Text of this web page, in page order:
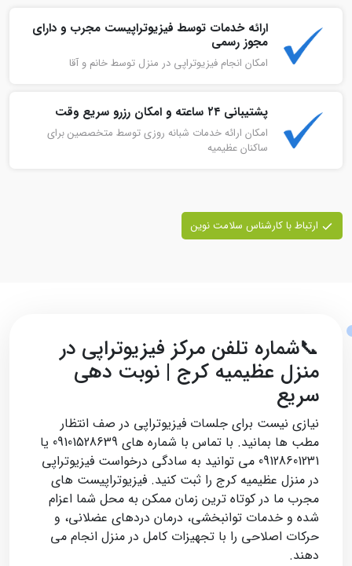
ارائه خدمات توسط فیزیوتراپیست مجرب و دارای
مجوز رسمی
امکان انجام فیزیوتراپی در منزل توسط خانم و آقا
پشتیبانی ۲۴ ساعته و امکان رزرو سریع وقت
امکان ارائه خدمات شبانه روزی توسط متخصصین برای
ساکنان عظیمیه
ارتباط با کارشناس سلامت نوین
📞شماره تلفن مرکز فیزیوتراپی در
منزل عظیمیه کرج | نوبت‌ دهی
سریع
نیازی نیست برای جلسات فیزیوتراپی در صف انتظار
مطب‌ ها بمانید. با تماس با شماره‌ های 09101528639 یا
09128601231 می‌ توانید به‌ سادگی درخواست فیزیوتراپی
در منزل عظیمیه کرج را ثبت کنید. فیزیوتراپیست‌ های
مجرب ما در کوتاه‌ ترین زمان ممکن به محل شما اعزام
شده و خدمات توانبخشی، درمان دردهای عضلانی، و
حرکات اصلاحی را با تجهیزات کامل در منزل انجام می‌
دهند.